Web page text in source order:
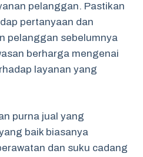
pelanggan. Pastikan
pertanyaan dan
pelanggan sebelumnya
berharga mengenai
layanan yang
purna jual yang
baik biasanya
dan suku cadang